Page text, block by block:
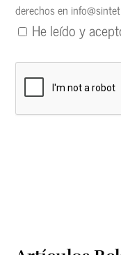
derechos en
He leído y